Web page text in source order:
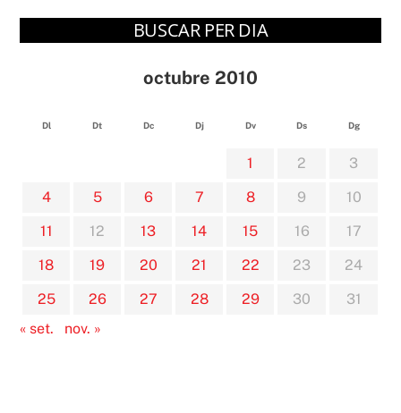
BUSCAR PER DIA
octubre 2010
Dl Dt Dc Dj Dv Ds Dg
1 2
3
4
5 6 7 8 9
10
11
12 13 14 15 16
17
18
19 20 21 22 23
24
25
26 27 28 29 30
31
« set.
nov. »